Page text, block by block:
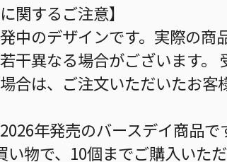
関するご注意】
中のデザインです。実際の商
干異なる場合がございます。
合は、ご注文いただいたお客
年発売のバースデイ商品で
物で、10個までご購入いただ